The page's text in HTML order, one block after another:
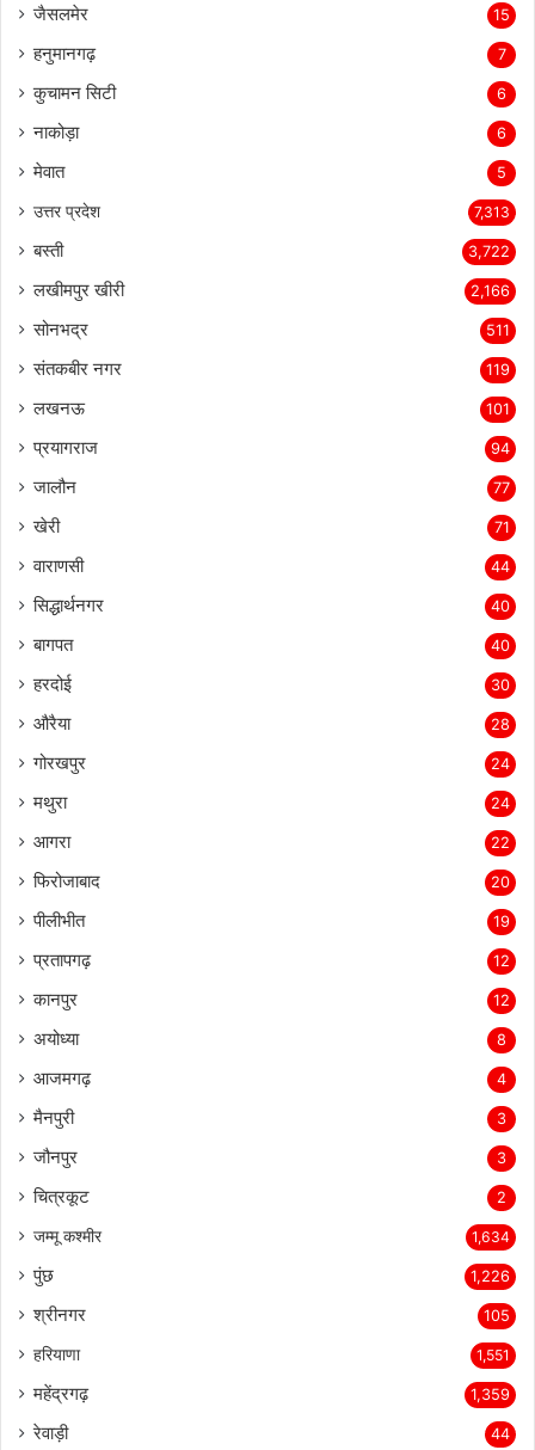
जैसलमेर 15
हनुमानगढ़ 7
कुचामन सिटी 6
नाकोड़ा 6
मेवात 5
उत्तर प्रदेश 7,313
बस्ती 3,722
लखीमपुर खीरी 2,166
सोनभद्र 511
संतकबीर नगर 119
लखनऊ 101
प्रयागराज 94
जालौन 77
खेरी 71
वाराणसी 44
सिद्धार्थनगर 40
बागपत 40
हरदोई 30
औरैया 28
गोरखपुर 24
मथुरा 24
आगरा 22
फिरोजाबाद 20
पीलीभीत 19
प्रतापगढ़ 12
कानपुर 12
अयोध्या 8
आजमगढ़ 4
मैनपुरी 3
जौनपुर 3
चित्रकूट 2
जम्मू कश्मीर 1,634
पुंछ 1,226
श्रीनगर 105
हरियाणा 1,551
महेंद्रगढ़ 1,359
रेवाड़ी 44